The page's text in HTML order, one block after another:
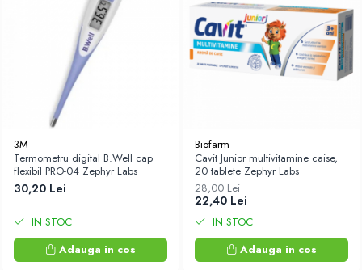
3M
Termometru digital B.Well cap
flexibil PRO-04 Zephyr Labs
30,20 Lei
IN STOC
Adauga in cos
Biofarm
Cavit Junior multivitamine caise,
20 tablete Zephyr Labs
28,00 Lei
22,40 Lei
IN STOC
Adauga in cos